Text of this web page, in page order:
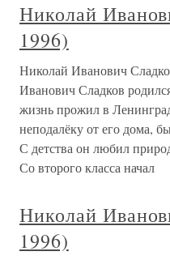
Николай
1996)
Николай Иванович
Иванович Сладков
жизнь прожил в
неподалёку от его дома,
С детства он любил
Со второго класса начал
Николай
1996)